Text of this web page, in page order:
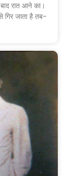
रात आने का।
गिर जाता है तब-